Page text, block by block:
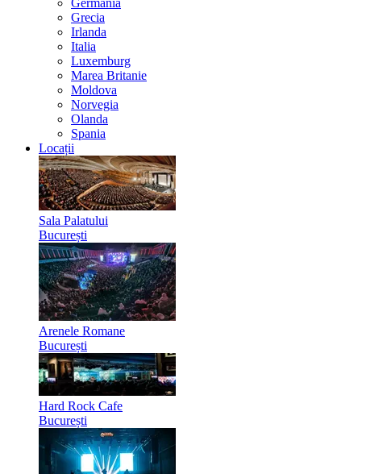
Germania
Grecia
Irlanda
Italia
Luxemburg
Marea Britanie
Moldova
Norvegia
Olanda
Spania
Locații
Sala Palatului
București
Arenele Romane
București
Hard Rock Cafe
București